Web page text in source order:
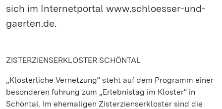
sich im Internetportal www.schloesser-und-
gaerten.de.
ZISTERZIENSERKLOSTER SCHÖNTAL
„Klösterliche Vernetzung“ steht auf dem Programm einer
besonderen führung zum „Erlebnistag im Kloster“ in
Schöntal. Im ehemaligen Zisterzienserkloster sind die